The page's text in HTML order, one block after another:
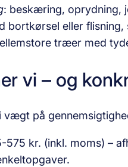
: beskæring, oprydning,
bortkørsel eller
træer med
vi – og
på
575 kr. (inkl. moms) –